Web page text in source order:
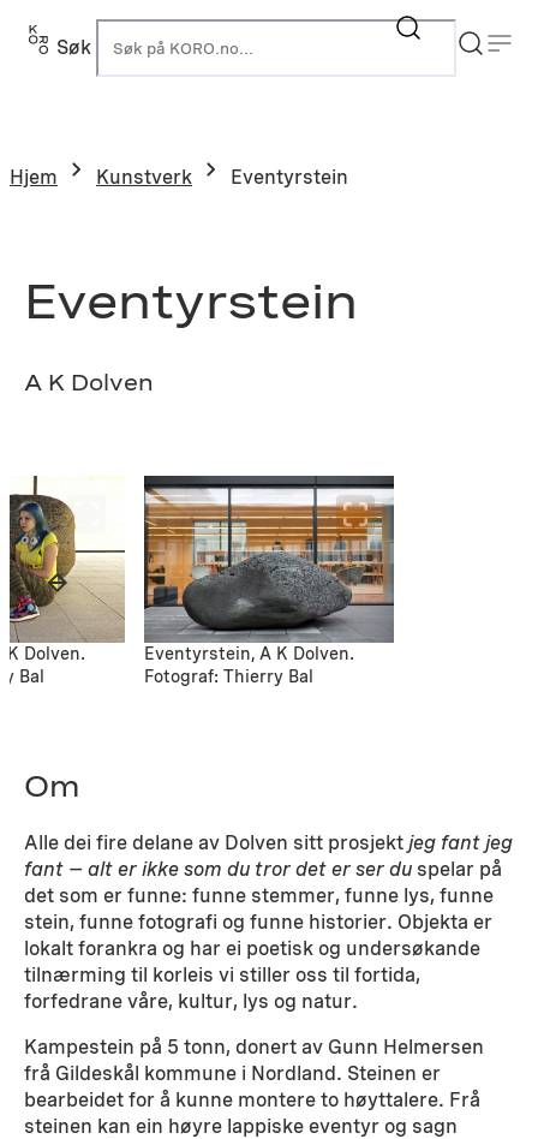
Hopp
Søk
Hjem Kunstverk Eventyrstein
Eventyrstein
A K Dolven
Dolven.
Bal
Eventyrstein, A K Dolven.
Fotograf: Thierry Bal
Om
Alle dei fire delane av Dolven sitt prosjektjeg fant jeg
fant – alt er ikke som du tror det er ser du spelar på
det som er funne: funne stemmer, funne lys, funne
stein, funne fotografi og funne historier. Objekta er
lokalt forankra og har ei poetisk og undersøkande
tilnærming til korleis vi stiller oss til fortida,
forfedrane våre, kultur, lys og natur.
Kampestein på 5 tonn, donert av Gunn Helmersen
frå Gildeskål kommune i Nordland. Steinen er
bearbeidet for å kunne montere to høyttalere. Frå
steinen kan ein høyre lappiske eventyr og sagn